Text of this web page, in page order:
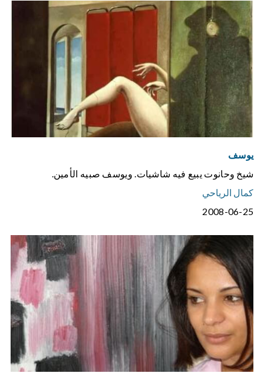
يوسف
شيخ وحانوت يبيع فيه شاشيات. ويوسف صبيه الأمين.
كمال الرياحي
2008-06-25